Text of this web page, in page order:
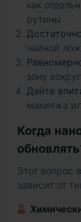
как
рутины
чайной
зону
Дайте
макияжа
Когда
Этот вопрос
зависит от